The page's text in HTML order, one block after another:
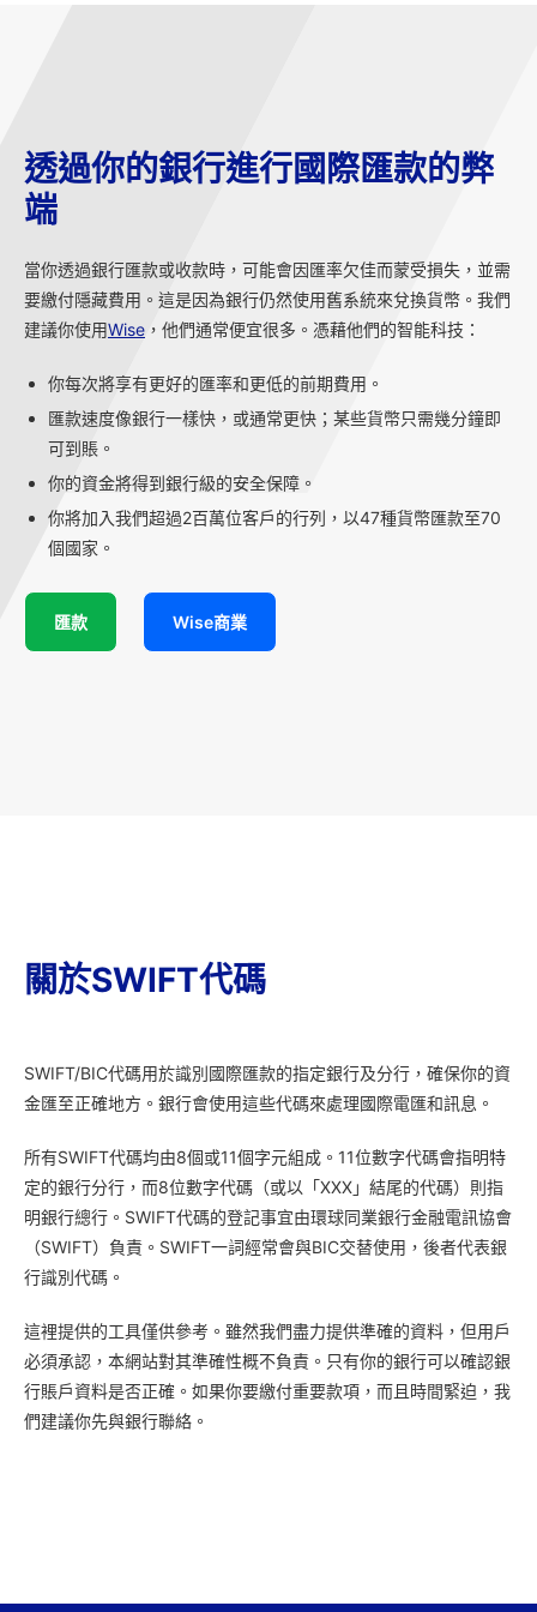
透過你的銀行進行國際匯款的弊
端
當你透過銀行匯款或收款時，可能會因匯率欠佳而蒙受損失，並需
要繳付隱藏費用。這是因為銀行仍然使用舊系統來兌換貨幣。我們
建議你使用Wise ，他們通常便宜很多。憑藉他們的智能科技：
你每次將享有更好的匯率和更低的前期費用。
匯款速度像銀行一樣快，或通常更快；某些貨幣只需幾分鐘即
可到賬。
你的資金將得到銀行級的安全保障。
你將加入我們超過2百萬位客戶的行列，以47種貨幣匯款至70
個國家。
匯款 Wise商業
關於SWIFT代碼
SWIFT/BIC代碼用於識別國際匯款的指定銀行及分行，確保你的資
金匯至正確地方。銀行會使用這些代碼來處理國際電匯和訊息。
所有SWIFT代碼均由8個或11個字元組成。11位數字代碼會指明特
定的銀行分行，而8位數字代碼（或以「XXX」結尾的代碼）則指
明銀行總行。SWIFT代碼的登記事宜由環球同業銀行金融電訊協會
（SWIFT）負責。SWIFT一詞經常會與BIC交替使用，後者代表銀
行識別代碼。
這裡提供的工具僅供參考。雖然我們盡力提供準確的資料，但用戶
必須承認，本網站對其準確性概不負責。只有你的銀行可以確認銀
行賬戶資料是否正確。如果你要繳付重要款項，而且時間緊迫，我
們建議你先與銀行聯絡。